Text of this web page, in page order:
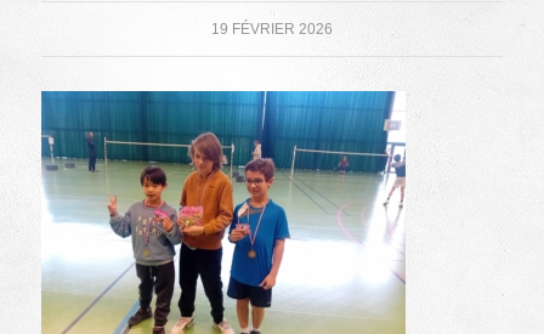
19 FÉVRIER 2026